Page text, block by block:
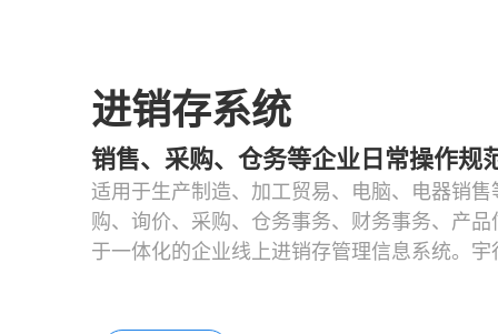
进销存系统
销售、采购、仓务等企业日常操作规
适用于生产制造、加工贸易、电脑、电器销
购、询价、采购、仓务事务、财务事务、产
于一体化的企业线上进销存管理信息系统。